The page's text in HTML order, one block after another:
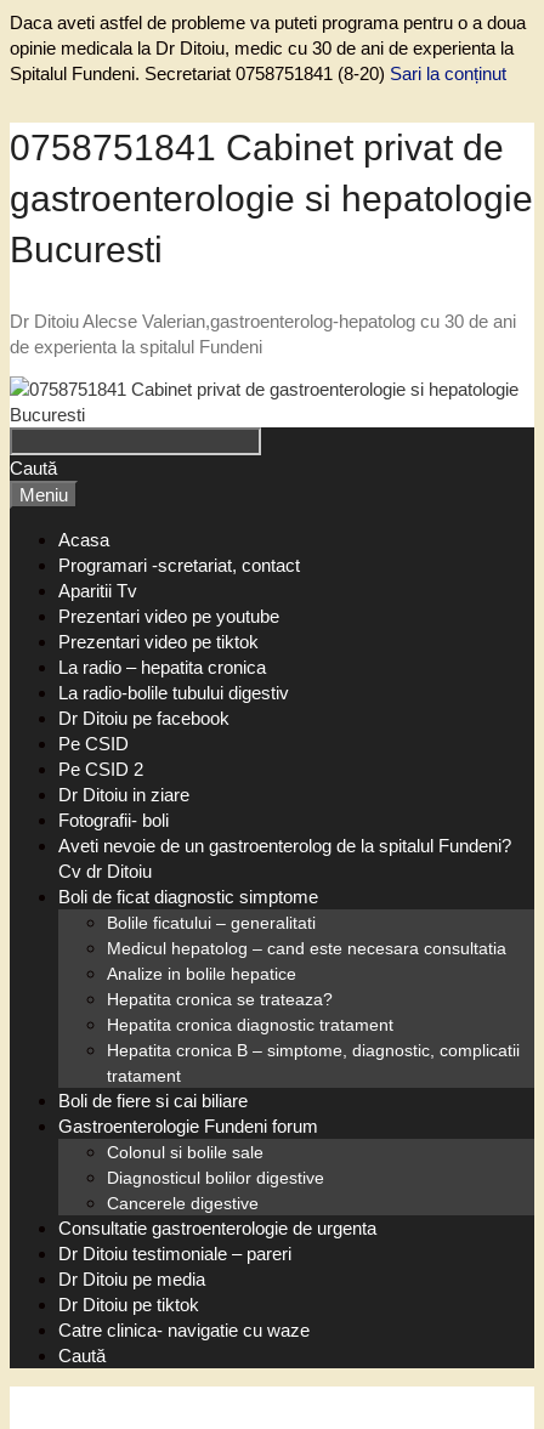
Daca aveti astfel de probleme va puteti programa pentru o a doua
opinie medicala la Dr Ditoiu, medic cu 30 de ani de experienta la
Spitalul Fundeni. Secretariat 0758751841 (8-20) Sari la conținut
0758751841 Cabinet privat de
gastroenterologie si hepatologie
Bucuresti
Dr Ditoiu Alecse Valerian,gastroenterolog-hepatolog cu 30 de ani
de experienta la spitalul Fundeni
Caută
Meniu
Acasa
Programari -scretariat, contact
Aparitii Tv
Prezentari video pe youtube
Prezentari video pe tiktok
La radio – hepatita cronica
La radio-bolile tubului digestiv
Dr Ditoiu pe facebook
Pe CSID
Pe CSID 2
Dr Ditoiu in ziare
Fotografii- boli
Aveti nevoie de un gastroenterolog de la spitalul Fundeni?
Cv dr Ditoiu
Boli de ficat diagnostic simptome
Bolile ficatului – generalitati
Medicul hepatolog – cand este necesara consultatia
Analize in bolile hepatice
Hepatita cronica se trateaza?
Hepatita cronica diagnostic tratament
Hepatita cronica B – simptome, diagnostic, complicatii
tratament
Boli de fiere si cai biliare
Gastroenterologie Fundeni forum
Colonul si bolile sale
Diagnosticul bolilor digestive
Cancerele digestive
Consultatie gastroenterologie de urgenta
Dr Ditoiu testimoniale – pareri
Dr Ditoiu pe media
Dr Ditoiu pe tiktok
Catre clinica- navigatie cu waze
Caută